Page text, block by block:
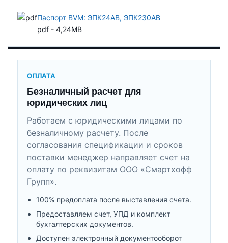
Паспорт BVM: ЭПК24АВ, ЭПК230АВ
pdf - 4,24MB
ОПЛАТА
Безналичный расчет для
юридических лиц
Работаем с юридическими лицами по
безналичному расчету. После
согласования спецификации и сроков
поставки менеджер направляет счет на
оплату по реквизитам ООО «Смартхофф
Групп».
100% предоплата после выставления счета.
Предоставляем счет, УПД и комплект
бухгалтерских документов.
Доступен электронный документооборот